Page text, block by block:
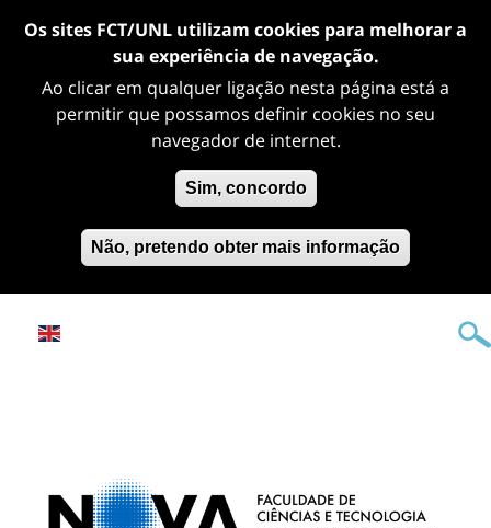
Os sites FCT/UNL utilizam cookies para melhorar a
sua experiência de navegação.
Ao clicar em qualquer ligação nesta página está a
permitir que possamos definir cookies no seu
navegador de internet.
Sim, concordo
Não, pretendo obter mais informação